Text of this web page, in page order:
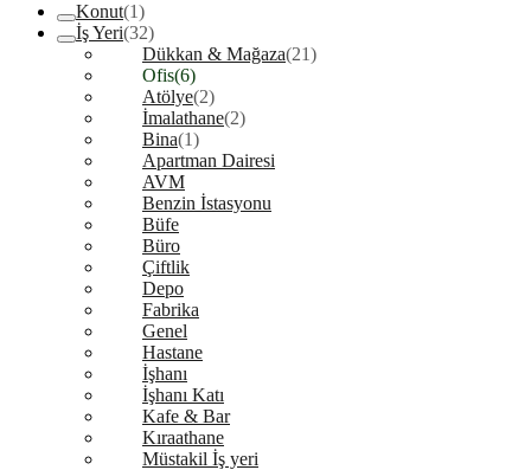
Konut(1)
İş Yeri(32)
Dükkan & Mağaza(21)
Ofis(6)
Atölye(2)
İmalathane(2)
Bina(1)
Apartman Dairesi
AVM
Benzin İstasyonu
Büfe
Büro
Çiftlik
Depo
Fabrika
Genel
Hastane
İşhanı
İşhanı Katı
Kafe & Bar
Kıraathane
Müstakil İş yeri